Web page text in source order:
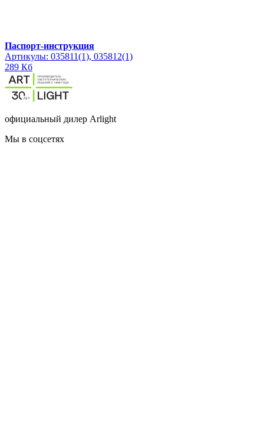
Паспорт-инструкция
Артикулы: 035811(1), 035812(1)
289 Кб
официальный дилер Arlight
Мы в соцсетях